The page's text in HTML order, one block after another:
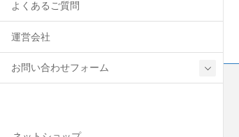
よくあるご質問
運営会社
お問い合わせフォーム